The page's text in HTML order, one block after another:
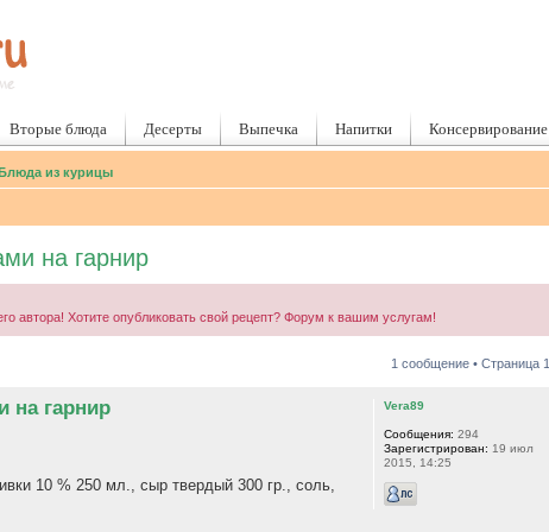
Вторые блюда Десерты Выпечка Напитки Консервирование
из курицы
на гарнир
автора! Хотите опубликовать свой рецепт? Форум к вашим услугам!
1 сообщение • Страница 1
на гарнир
10 % 250 мл., сыр твердый 300 гр., соль,
Vera89
Сообщения: 294
Зарегистрирован: 19 июл
2015, 14:25